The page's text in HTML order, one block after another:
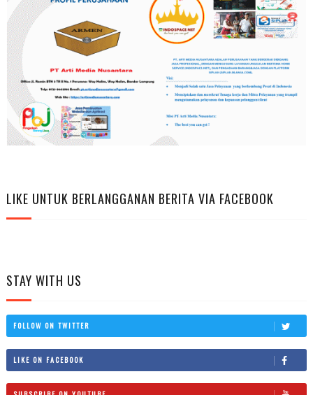
LIKE UNTUK BERLANGGANAN BERITA VIA FACEBOOK
STAY WITH US
FOLLOW ON TWITTER
LIKE ON FACEBOOK